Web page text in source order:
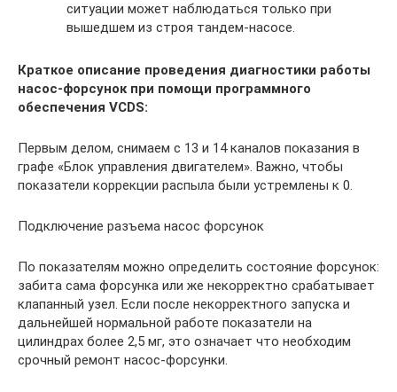
ситуации может наблюдаться только при
вышедшем из строя тандем-насосе.
Краткое описание проведения диагностики работы
насос-форсунок при помощи программного
обеспечения VCDS:
Первым делом, снимаем с 13 и 14 каналов показания в
графе «Блок управления двигателем». Важно, чтобы
показатели коррекции распыла были устремлены к 0.
Подключение разъема насос форсунок
По показателям можно определить состояние форсунок:
забита сама форсунка или же некорректно срабатывает
клапанный узел. Если после некорректного запуска и
дальнейшей нормальной работе показатели на
цилиндрах более 2,5 мг, это означает что необходим
срочный ремонт насос-форсунки.